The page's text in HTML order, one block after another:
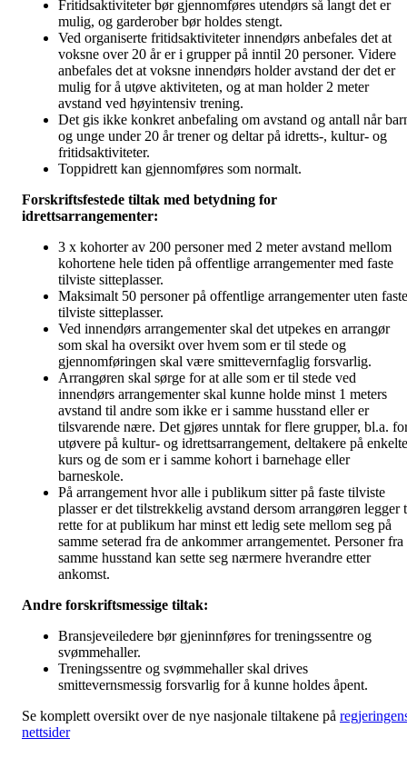
Fritidsaktiviteter bør gjennomføres utendørs så langt det er
mulig, og garderober bør holdes stengt.
Ved organiserte fritidsaktiviteter innendørs anbefales det at
voksne over 20 år er i grupper på inntil 20 personer. Videre
anbefales det at voksne innendørs holder avstand der det er
mulig for å utøve aktiviteten, og at man holder 2 meter
avstand ved høyintensiv trening.
Det gis ikke konkret anbefaling om avstand og antall når
og unge under 20 år trener og deltar på idretts-, kultur- og
fritidsaktiviteter.
Toppidrett kan gjennomføres som normalt.
Forskriftsfestede tiltak med betydning for
idrettsarrangementer:
3 x kohorter av 200 personer med 2 meter avstand mellom
kohortene hele tiden på offentlige arrangementer med faste
tilviste sitteplasser.
Maksimalt 50 personer på offentlige arrangementer uten faste
tilviste sitteplasser.
Ved innendørs arrangementer skal det utpekes en arrangør
som skal ha oversikt over hvem som er til stede og
gjennomføringen skal være smittevernfaglig forsvarlig.
Arrangøren skal sørge for at alle som er til stede ved
innendørs arrangementer skal kunne holde minst 1 meters
avstand til andre som ikke er i samme husstand eller er
tilsvarende nære. Det gjøres unntak for flere grupper, bl.a.
utøvere på kultur- og idrettsarrangement, deltakere på enkelte
kurs og de som er i samme kohort i barnehage eller
barneskole.
På arrangement hvor alle i publikum sitter på faste tilviste
plasser er det tilstrekkelig avstand dersom arrangøren legger
rette for at publikum har minst ett ledig sete mellom seg på
samme seterad fra de ankommer arrangementet. Personer fra
samme husstand kan sette seg nærmere hverandre etter
ankomst.
Andre forskriftsmessige tiltak:
Bransjeveiledere bør gjeninnføres for treningssentre og
svømmehaller.
Treningssentre og svømmehaller skal drives
smittevernsmessig forsvarlig for å kunne holdes åpent.
Se komplett oversikt over de nye nasjonale tiltakene på
nettsider